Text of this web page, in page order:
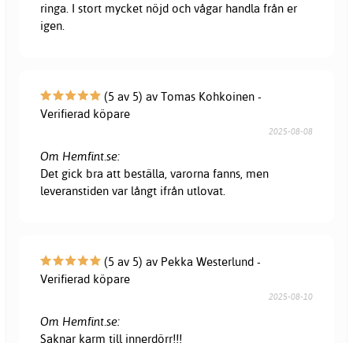
ringa. I stort mycket nöjd och vågar handla från er
igen.
(5 av 5) av Tomas Kohkoinen -
Verifierad köpare
2025-08-08
Om Hemfint.se:
Det gick bra att beställa, varorna fanns, men
leveranstiden var långt ifrån utlovat.
(5 av 5) av Pekka Westerlund -
Verifierad köpare
2025-08-10
Om Hemfint.se:
Saknar karm till innerdörr!!!